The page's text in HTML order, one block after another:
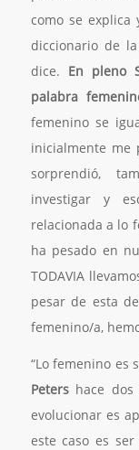
como se explica
diccionario de
dice. En pleno
palabra
femenino se
inicialmente me
sorprendió,
investigar y
relacionada a lo
ha pesado en
TODAVIA
pesar de esta
femenino/a,
“Lo femenino es
Peters hace
evolucionar es
este caso es